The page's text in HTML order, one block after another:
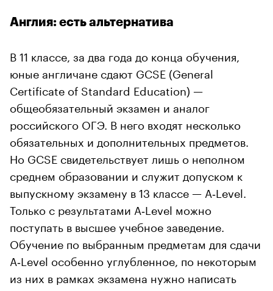
Англия: есть альтернатива
В 11 классе, за два года до конца обучения,
юные англичане сдают GCSE (General
Certificate of Standard Education) —
общеобязательный экзамен и аналог
российского ОГЭ. В него входят несколько
обязательных и дополнительных предметов.
Но GCSE свидетельствует лишь о неполном
среднем образовании и служит допуском к
выпускному экзамену в 13 классе — A‑Level.
Только с результатами A‑Level можно
поступать в высшее учебное заведение.
Обучение по выбранным предметам для сдачи
A‑Level особенно углубленное, по некоторым
из них в рамках экзамена нужно написать